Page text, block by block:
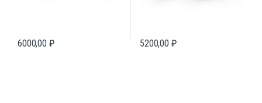
6000,00 ₽ 5200,00 ₽